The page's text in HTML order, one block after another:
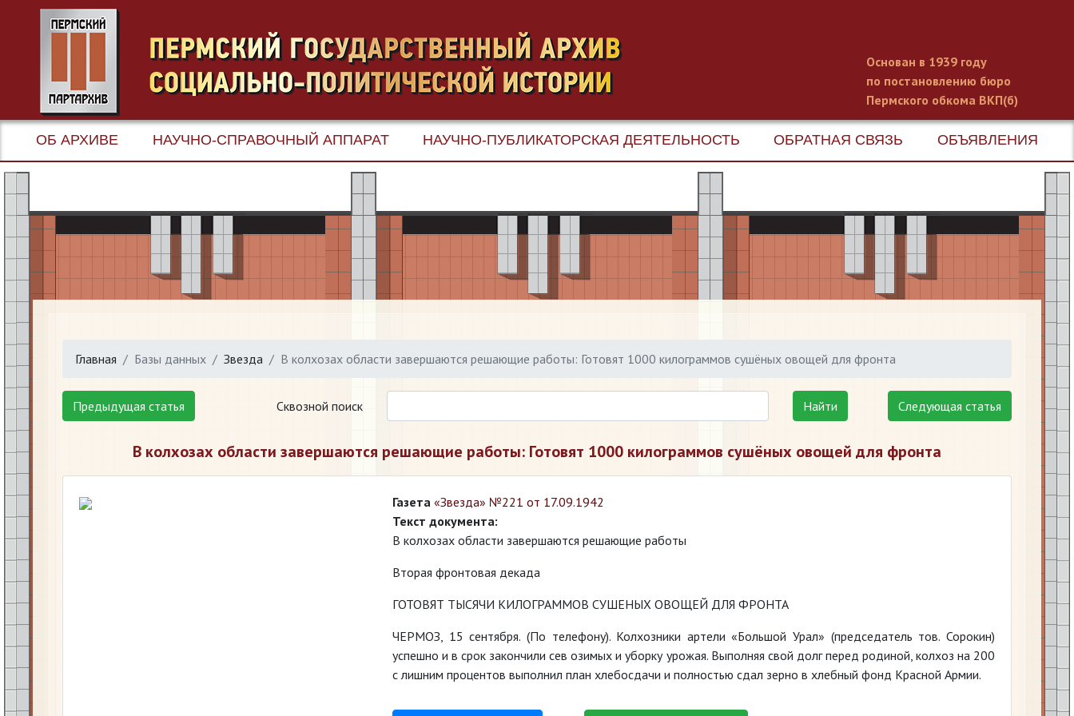
Основан в 1939 году
по постановлению бюро
Пермского обкома ВКП(б)
ОБ АРХИВЕ НАУЧНО-СПРАВОЧНЫЙ АППАРАТ НАУЧНО-ПУБЛИКАТОРСКАЯ ДЕЯТЕЛЬНОСТЬ ОБРАТНАЯ СВЯЗЬ ОБЪЯВЛЕНИЯ
Главная Базы данных Звезда В колхозах области завершаются решающие работы: Готовят 1000 килограммов сушёных овощей для фронта
Предыдущая статья Сквозной поиск Найти Следующая статья
В колхозах области завершаются решающие работы: Готовят 1000 килограммов сушёных овощей для фронта
Газета «Звезда» №221 от 17.09.1942
Текст документа:
В колхозах области завершаются решающие работы
Вторая фронтовая декада
ГОТОВЯТ ТЫСЯЧИ КИЛОГРАММОВ СУШЕНЫХ ОВОЩЕЙ ДЛЯ ФРОНТА
ЧЕРМОЗ, 15 сентября. (По телефону). Колхозники артели «Большой Урал» (председатель тов. Сорокин)
успешно и в срок закончили сев озимых и уборку урожая. Выполняя свой долг перед родиной, колхоз на 200
с лишним процентов выполнил план хлебосдачи и полностью сдал зерно в хлебный фонд Красной Армии.